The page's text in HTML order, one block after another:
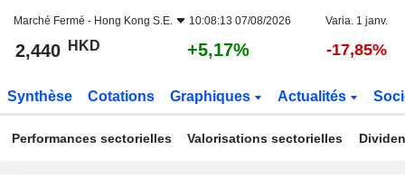
Marché Fermé - Hong Kong S.E. 10:08:13 07/08/2026 Varia. 1 janv.
2,440 HKD +5,17% -17,85%
Synthèse Cotations Graphiques Actualités
Performances sectorielles Valorisations sectorielles